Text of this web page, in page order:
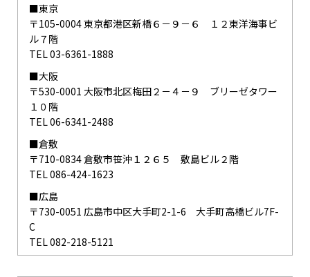
■東京
〒105-0004 東京都港区新橋６－９－６ １２東洋海事ビ
ル７階
TEL 03-6361-1888
■大阪
〒530-0001 大阪市北区梅田２－４－９ ブリーゼタワー
１０階
TEL 06-6341-2488
■倉敷
〒710-0834 倉敷市笹沖１２６５ 敷島ビル２階
TEL 086-424-1623
■広島
〒730-0051 広島市中区大手町2-1-6 大手町高橋ビル7F-
C
TEL 082-218-5121